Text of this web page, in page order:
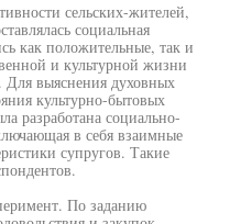
сельских-жителей,
социальная
как положительные, так и
и культурной жизни
Для выяснения духовных
культурно-бытовых
разработана социально-
в себя взаимные
супругов. Такие
По заданию